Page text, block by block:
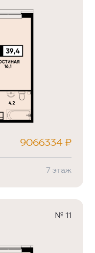
9066334 ₽
7 этаж
№ 11